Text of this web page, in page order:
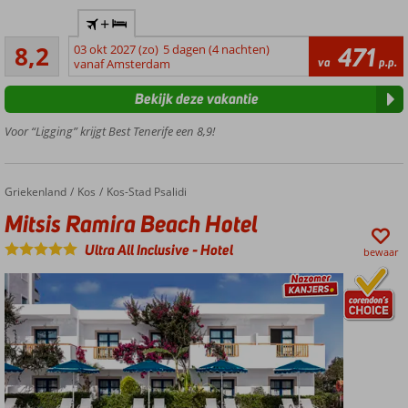
Best
Tenerife!
Subtropische
zeg
zandstrand
steenworp
afstand
Fantastische
reis voor de
beste prijs
Dagje Siam
Waterpark?
Pak de
shuttle
8,2
Zeer goed
540
beoordelingen
+
03 okt 2027 (zo) 5 dagen (4 nachten)
vanaf Amsterdam
va 471 p.p.
Voor “Ligging” krijgt Best Tenerife een 8,9!
Bekijk deze vakantie
Home
Griekenland Kos Kos-Stad Psalidi
Mitsis Ramira Beach Hotel
Mitsis Ramira Beach Hotel
Ultra All Inclusive-Hotel bewaar